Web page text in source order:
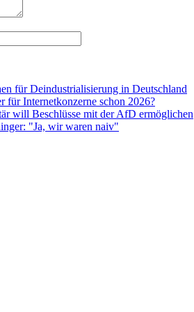
für Deindustrialisierung in Deutschland
für Internetkonzerne schon 2026?
will Beschlüsse mit der AfD ermöglichen
"Ja, wir waren naiv"